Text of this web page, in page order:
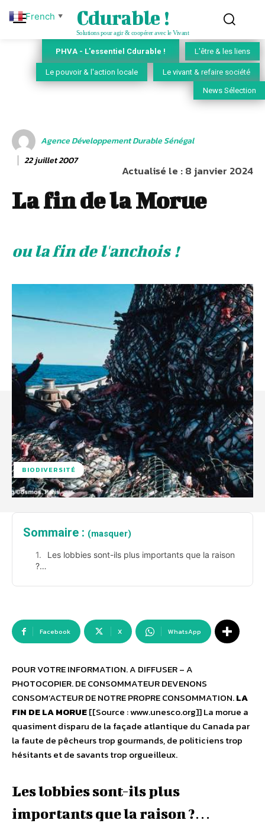
Cdurable !
Solutions pour agir & coopérer avec le Vivant
PHVA - L'essentiel Cdurable ! L'être & les liens
Le pouvoir & l'action locale Le vivant & refaire société
News Sélection
Agence Développement Durable Sénégal
22 juillet 2007
Actualisé le :8 janvier 2024
La fin de la Morue
ou la fin de l'anchois !
BIODIVERSITÉ
Sommaire : (masquer)
Les lobbies sont-ils plus importants que la raison
?…
Facebook X WhatsApp
POUR VOTRE INFORMATION. A DIFFUSER – A
PHOTOCOPIER. DE CONSOMMATEUR DEVENONS
CONSOM’ACTEUR DE NOTRE PROPRE CONSOMMATION.LA
FIN DE LA MORUE[[Source : www.unesco.org]] La morue a
quasiment disparu de la façade atlantique du Canada par
la faute de pêcheurs trop gourmands, de politiciens trop
hésitants et de savants trop orgueilleux.
Les lobbies sont-ils plus
importants que la raison ?…
French ▼